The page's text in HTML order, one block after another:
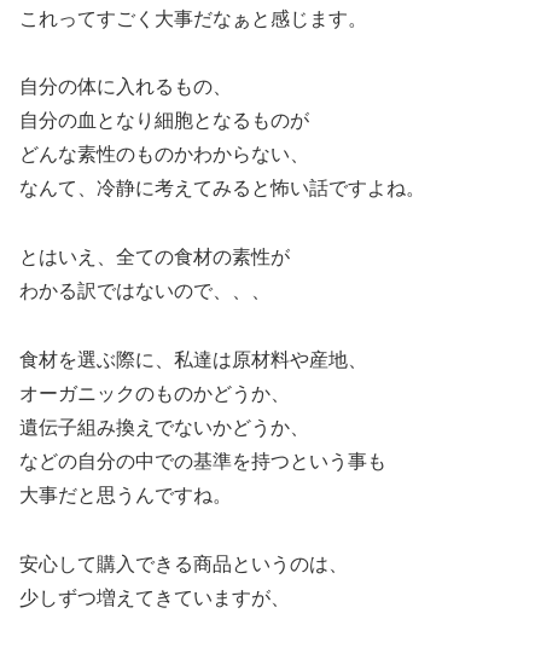
これってすごく大事だなぁと感じます。
自分の体に入れるもの、
自分の血となり細胞となるものが
どんな素性のものかわからない、
なんて、冷静に考えてみると怖い話ですよね。
とはいえ、全ての食材の素性が
わかる訳ではないので、、、
食材を選ぶ際に、私達は原材料や産地、
オーガニックのものかどうか、
遺伝子組み換えでないかどうか、
などの自分の中での基準を持つという事も
大事だと思うんですね。
安心して購入できる商品というのは、
少しずつ増えてきていますが、